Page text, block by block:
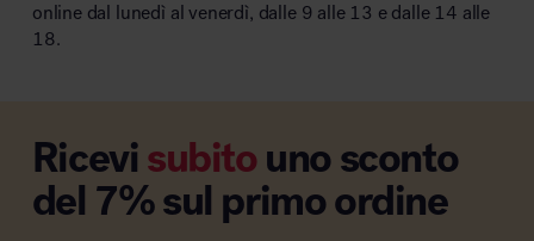
online dal lunedì al venerdì, dalle 9 alle 13 e dalle 14 alle
18.
Ricevisubitouno sconto
del 7% sul primo ordine